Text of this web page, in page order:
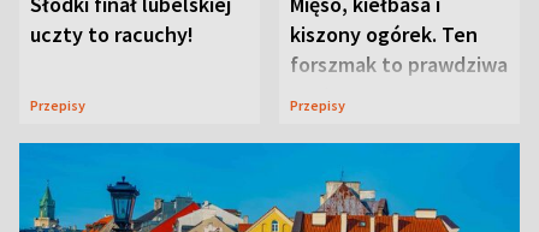
uczty to racuchy!
Przepisy
kiszony ogórek. Ten
forszmak to prawdziwa
uczta
Przepisy